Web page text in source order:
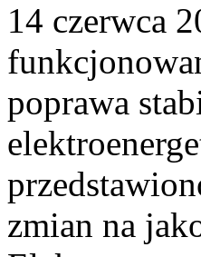
14 czerwca
poprawa
zmian na